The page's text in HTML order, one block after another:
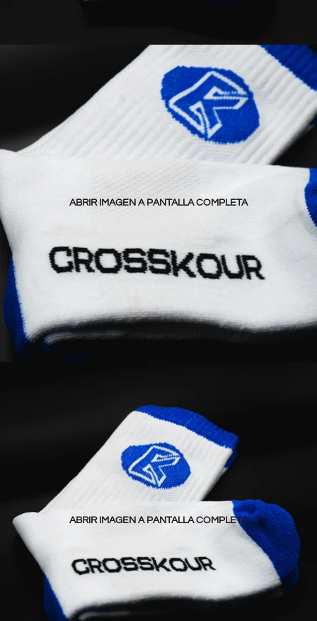
ABRIR IMAGEN A PANTALLA COMPLETA
ABRIR IMAGEN A PANTALLA COMPLETA